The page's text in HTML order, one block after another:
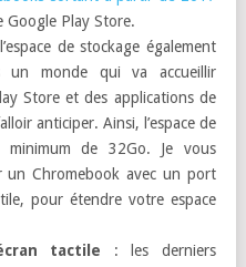
Play Store.
de stockage également
un monde qui va accueillir
Store et des applications de
anticiper. Ainsi, l’espace de
de 32Go. Je vous
un Chromebook avec un port
pour étendre votre espace
tactile : les derniers